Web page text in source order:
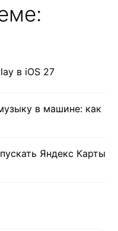
в iOS 27
в машине: как
Яндекс Карты